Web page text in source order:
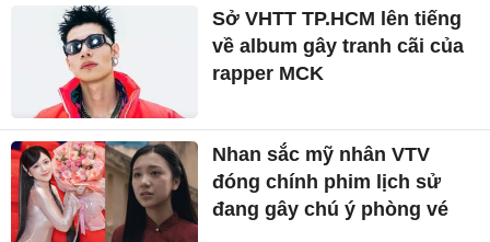
Sở VHTT TP.HCM lên tiếng
về album gây tranh cãi của
rapper MCK
Nhan sắc mỹ nhân VTV
đóng chính phim lịch sử
đang gây chú ý phòng vé